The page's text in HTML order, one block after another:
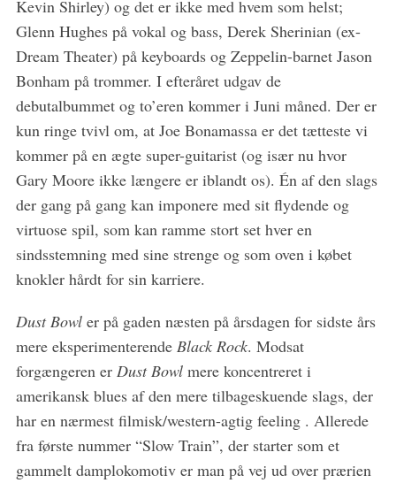
Kevin Shirley) og det er ikke med hvem som helst;
Glenn Hughes på vokal og bass, Derek Sherinian (ex-
Dream Theater) på keyboards og Zeppelin-barnet Jason
Bonham på trommer. I efteråret udgav de
debutalbummet og to’eren kommer i Juni måned. Der er
kun ringe tvivl om, at Joe Bonamassa er det tætteste vi
kommer på en ægte super-guitarist (og især nu hvor
Gary Moore ikke længere er iblandt os). Én af den slags
der gang på gang kan imponere med sit flydende og
virtuose spil, som kan ramme stort set hver en
sindsstemning med sine strenge og som oven i købet
knokler hårdt for sin karriere.
Dust Bowl er på gaden næsten på årsdagen for sidste års
mere eksperimenterende Black Rock. Modsat
forgængeren er Dust Bowlmere koncentreret i
amerikansk blues af den mere tilbageskuende slags, der
har en nærmest filmisk/western-agtig feeling . Allerede
fra første nummer “Slow Train”, der starter som et
gammelt damplokomotiv er man på vej ud over prærien
S
e
a
r
h
f
o
r
: